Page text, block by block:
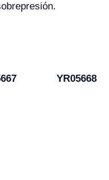
YR05668